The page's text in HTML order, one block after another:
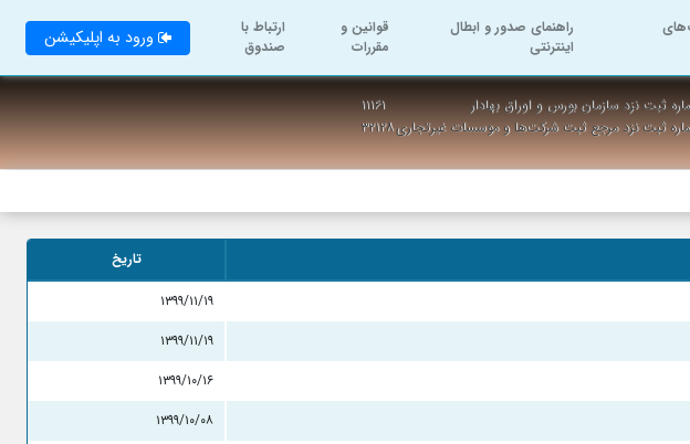
راهنمای صدور و ابطال
اینترنتی
قوانین و
مقررات
ارتباط با
صندوق
ورود به اپلیکیشن
ثبت نزد سازمان بورس و اوراق بهادار
۱۱۱۶۱
ثبت نزد مرجع ثبت شرکت‌ها و موسسات غیرتجاری۳۲۱۲۸
تاریخ
۱۳۹۹/۱۱/۱۹
۱۳۹۹/۱۱/۱۹
۱۳۹۹/۱۰/۱۶
۱۳۹۹/۱۰/۰۸